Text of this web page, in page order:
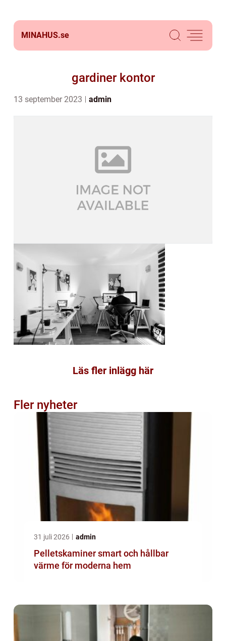
MINAHUS.se
gardiner kontor
13 september 2023 admin
Läs fler inlägg här
Fler nyheter
31 juli 2026 admin
Pelletskaminer smart och hållbar
värme för moderna hem